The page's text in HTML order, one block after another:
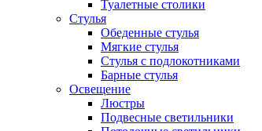
Туалетные столики
Стулья
Обеденные стулья
Мягкие стулья
Стулья с подлокотниками
Барные стулья
Освещение
Люстры
Подвесные светильники